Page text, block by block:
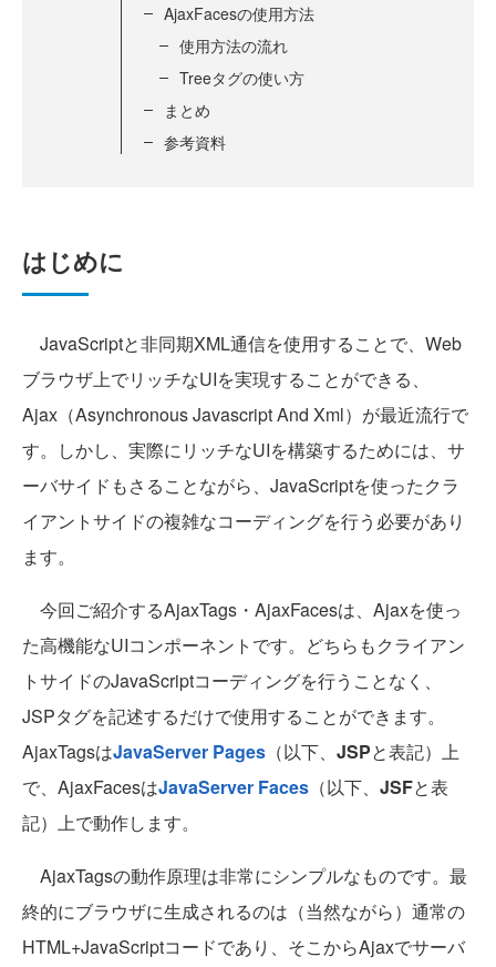
AjaxFacesの使用方法
使用方法の流れ
Treeタグの使い方
まとめ
参考資料
はじめに
JavaScriptと非同期XML通信を使用することで、Web
ブラウザ上でリッチなUIを実現することができる、
Ajax（Asynchronous Javascript And Xml）が最近流行で
す。しかし、実際にリッチなUIを構築するためには、サ
ーバサイドもさることながら、JavaScriptを使ったクラ
イアントサイドの複雑なコーディングを行う必要があり
ます。
今回ご紹介するAjaxTags・AjaxFacesは、Ajaxを使っ
た高機能なUIコンポーネントです。どちらもクライアン
トサイドのJavaScriptコーディングを行うことなく、
JSPタグを記述するだけで使用することができます。
AjaxTagsはJavaServer Pages （以下、 JSPと表記）上
で、AjaxFacesはJavaServer Faces （以下、 JSFと表
記）上で動作します。
AjaxTagsの動作原理は非常にシンプルなものです。最
終的にブラウザに生成されるのは（当然ながら）通常の
HTML+JavaScriptコードであり、そこからAjaxでサーバ